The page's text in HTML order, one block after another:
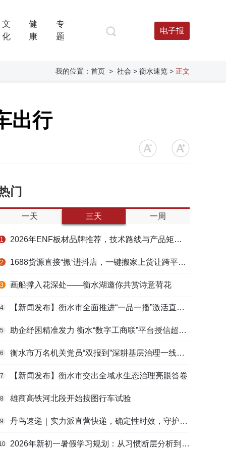
文
化
健
康
专
题
电子报
我的位置： 首页 > 社会 > 衡水速览 > 正文
出行
门
一天 三天 一周
1 2026年ENF板材品牌推荐，技术路线与产品矩阵梳理
2 1688货源直接“搬‘进抖店，一键搬家上货让跨平台选品不再割裂
3 画船撑入花深处——衡水湖邀你共赏诗意荷花
4 【新闻发布】衡水市全面推进“一品一播”激活直播电商发展新动能
5 助企纾困精准发力 衡水“数字工商联”平台授信超165亿元
6 衡水市万名机关党员“双报到”深耕基层治理一线观察
7 【新闻发布】衡水市交出全域水生态治理亮眼答卷
8 雄商高铁河北段开始按图行车试验
9 丹鸟速递｜实力派直营快递，确定性时效，守护高端货品寄递
2026年新初一暑假学习规划：从习惯断层分析到衔接课程选择的完整路径